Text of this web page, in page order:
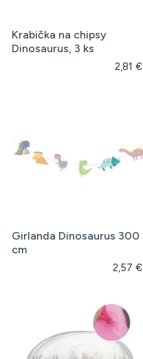
Krabička na chipsy
Dinosaurus, 3 ks
2,81 €
Girlanda Dinosaurus 300
cm
2,57 €